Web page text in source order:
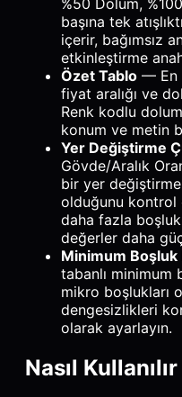
%50 Dolum,
başına tek
içerir, bağımsız
etkinleştirme
Özet Tablo — En
fiyat aralığı ve
Renk kodlu
konum ve metin
Yer Değiştirme
Gövde/Aralık
bir yer
olduğunu kontrol
daha fazla
değerler daha
Minimum Boşluk
tabanlı minimum
mikro boşlukları
dengesizlikleri
olarak ayarlayın.
Nasıl Kullanılır